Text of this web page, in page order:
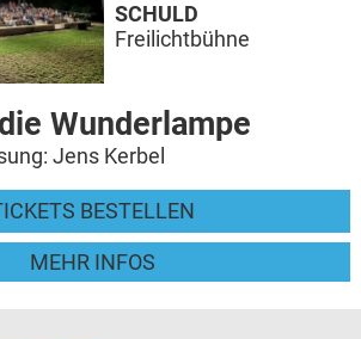
Wunderlampe
Jens Kerbel
BESTELLEN
MEHR INFOS
SCHULD
Freilichtbühne